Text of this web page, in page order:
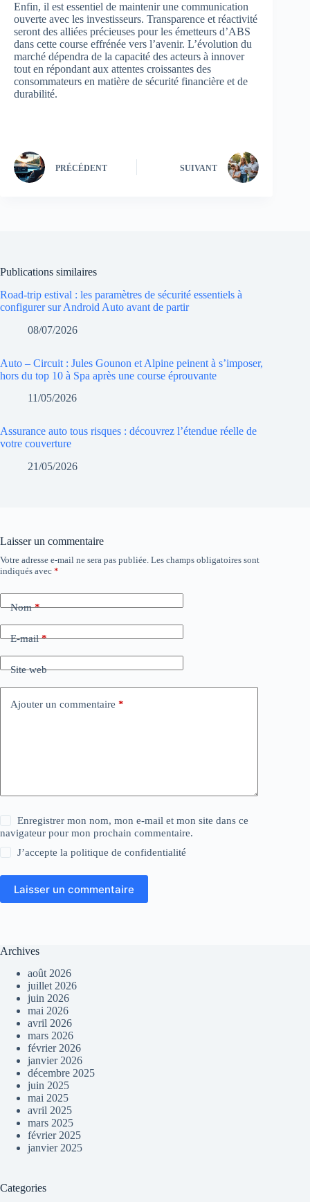
Enfin, il est essentiel de maintenir une communication
ouverte avec les investisseurs. Transparence et réactivité
seront des alliées précieuses pour les émetteurs d’ABS
dans cette course effrénée vers l’avenir. L’évolution du
marché dépendra de la capacité des acteurs à innover
tout en répondant aux attentes croissantes des
consommateurs en matière de sécurité financière et de
durabilité.
PRÉCÉDENT SUIVANT
Publications similaires
Road-trip estival : les paramètres de sécurité essentiels à
configurer sur Android Auto avant de partir
08/07/2026
Auto – Circuit : Jules Gounon et Alpine peinent à s’imposer,
hors du top 10 à Spa après une course éprouvante
11/05/2026
Assurance auto tous risques : découvrez l’étendue réelle de
votre couverture
21/05/2026
Laisser un commentaire
Votre adresse e-mail ne sera pas publiée. Les champs obligatoires sont
indiqués avec *
Nom*
E-mail*
Site web
Ajouter un commentaire *
Enregistrer mon nom, mon e-mail et mon site dans ce
navigateur pour mon prochain commentaire.
J’accepte lapolitique de confidentialité
Laisser un commentaire
Archives
août 2026
juillet 2026
juin 2026
mai 2026
avril 2026
mars 2026
février 2026
janvier 2026
décembre 2025
juin 2025
mai 2025
avril 2025
mars 2025
février 2025
janvier 2025
Categories